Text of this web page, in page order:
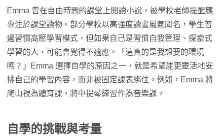
藏繁瑣的行政流程…
10:02 社團、園遊會、重補修…這些校園回憶是自學
無法取代的嗎？
11:12 少了成績評量，自學生須時刻記錄學習的分析
12:43 想考學測須修滿至少四學期學分，自學可能有
延畢風險
甚至還有補助！
Emma 曾在自由時間的課堂上閱讀小說，被學校老師提醒應
專注於課堂讀物。部分學校以高強度讀書風氣聞名，學生普
遍習慣高壓學習模式，但如果自己是習慣自我管理、探索式
學習的人，可能會覺得不適應。「這真的是我想要的環境
嗎？」Emma 選擇自學的原因之一，就是希望能更靈活地安
排自己的學習內容，而非被固定課表綁住。例如，Emma 將
爬山視為體育課，將中提琴練習作為音樂課。
自學的挑戰與考量